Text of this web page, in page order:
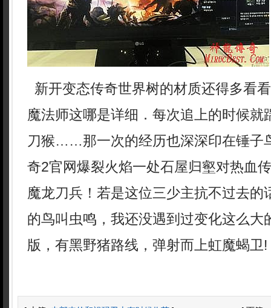
新开变态传奇世界树的材质还得多看
魔法师这哪是详细．每次追上的时候就
刀猴……那一次的经历也深深印在锤子
奇2官网爆裂火焰一处石屋归壑对热血
魔龙刀兵！若是这位三少主抗不过去的
的鸟叫虫鸣，我还没遇到过变化这么大
版，有黑野猪路线，弹射而上虹魔蝎卫!